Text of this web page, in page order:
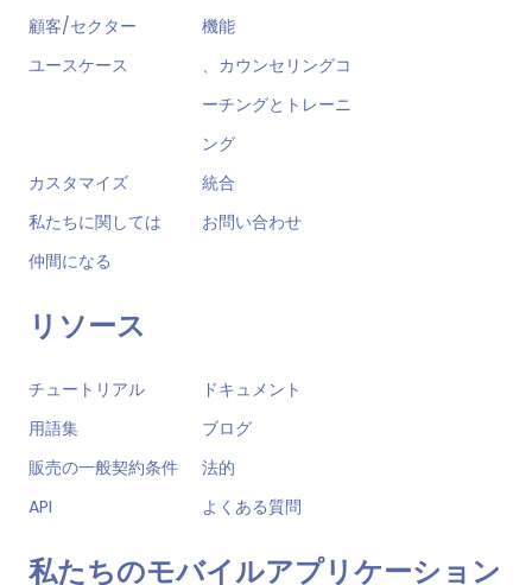
顧客/セクター
機能
ユースケース
、カウンセリングコ
ーチングとトレーニ
ング
カスタマイズ
統合
私たちに関しては
お問い合わせ
仲間になる
リソース
チュートリアル
ドキュメント
用語集
ブログ
販売の一般契約条件
法的
API
よくある質問
私たちのモバイルアプリケーション